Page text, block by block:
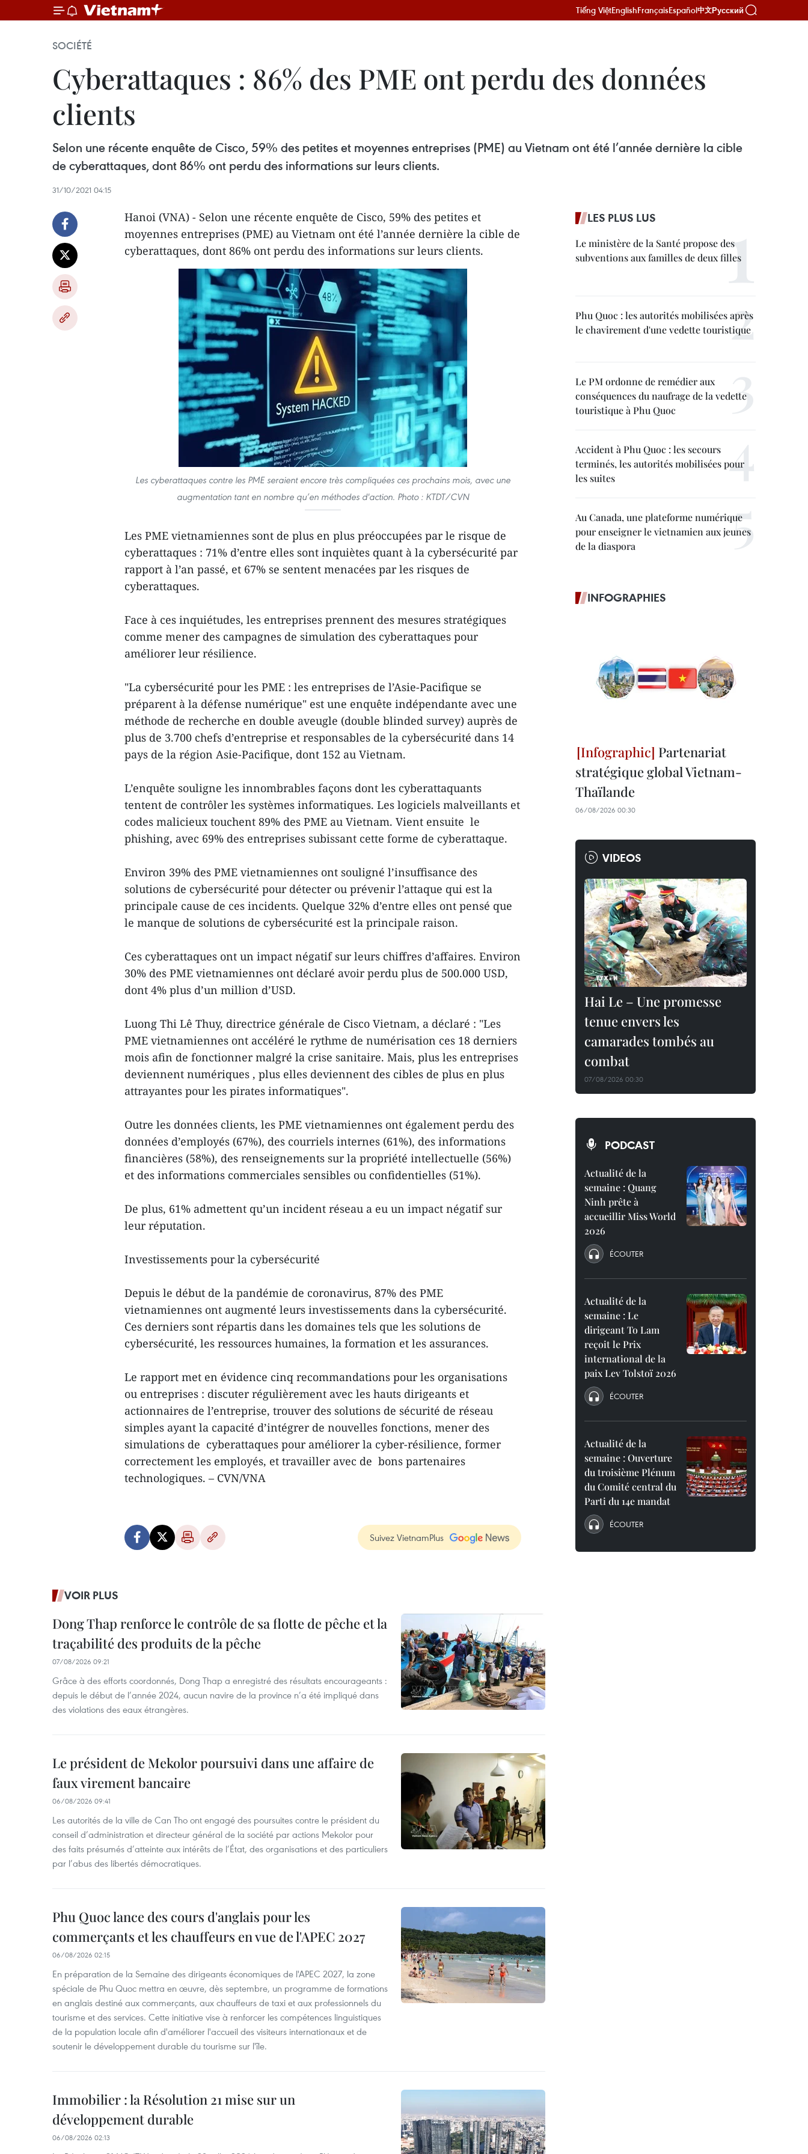
Tiếng ViệtEnglishFrançaisEspañol中文Русский
SOCIÉTÉ
Cyberattaques : 86% des PME ont perdu des données
clients
Selon une récente enquête de Cisco, 59% des petites et moyennes entreprises (PME) au Vietnam ont été l’année dernière la cible
de cyberattaques, dont 86% ont perdu des informations sur leurs clients.
31/10/2021 04:15
Hanoi (VNA) - Selon une récente enquête de Cisco, 59% des petites et
moyennes entreprises (PME) au Vietnam ont été l’année dernière la cible de
cyberattaques, dont 86% ont perdu des informations sur leurs clients.
Les cyberattaques contre les PME seraient encore très compliquées ces prochains mois, avec une
augmentation tant en nombre qu’en méthodes d'action. Photo : KTDT/CVN
Les PME vietnamiennes sont de plus en plus préoccupées par le risque de
cyberattaques : 71% d’entre elles sont inquiètes quant à la cybersécurité par
rapport à l’an passé, et 67% se sentent menacées par les risques de
cyberattaques.
Face à ces inquiétudes, les entreprises prennent des mesures stratégiques
comme mener des campagnes de simulation des cyberattaques pour
améliorer leur résilience.
"La cybersécurité pour les PME : les entreprises de l’Asie-Pacifique se
préparent à la défense numérique" est une enquête indépendante avec une
méthode de recherche en double aveugle (double blinded survey) auprès de
plus de 3.700 chefs d’entreprise et responsables de la cybersécurité dans 14
pays de la région Asie-Pacifique, dont 152 au Vietnam.
L’enquête souligne les innombrables façons dont les cyberattaquants
tentent de contrôler les systèmes informatiques. Les logiciels malveillants et
codes malicieux touchent 89% des PME au Vietnam. Vient ensuite le
phishing, avec 69% des entreprises subissant cette forme de cyberattaque.
Environ 39% des PME vietnamiennes ont souligné l’insuffisance des
solutions de cybersécurité pour détecter ou prévenir l’attaque qui est la
principale cause de ces incidents. Quelque 32% d’entre elles ont pensé que
le manque de solutions de cybersécurité est la principale raison.
Ces cyberattaques ont un impact négatif sur leurs chiffres d’affaires. Environ
30% des PME vietnamiennes ont déclaré avoir perdu plus de 500.000 USD,
dont 4% plus d’un million d’USD.
Luong Thi Lê Thuy, directrice générale de Cisco Vietnam, a déclaré : "Les
PME vietnamiennes ont accéléré le rythme de numérisation ces 18 derniers
mois afin de fonctionner malgré la crise sanitaire. Mais, plus les entreprises
deviennent numériques , plus elles deviennent des cibles de plus en plus
attrayantes pour les pirates informatiques".
Outre les données clients, les PME vietnamiennes ont également perdu des
données d’employés (67%), des courriels internes (61%), des informations
financières (58%), des renseignements sur la propriété intellectuelle (56%)
et des informations commerciales sensibles ou confidentielles (51%).
De plus, 61% admettent qu’un incident réseau a eu un impact négatif sur
leur réputation.
Investissements pour la cybersécurité
Depuis le début de la pandémie de coronavirus, 87% des PME
vietnamiennes ont augmenté leurs investissements dans la cybersécurité.
Ces derniers sont répartis dans les domaines tels que les solutions de
cybersécurité, les ressources humaines, la formation et les assurances.
Le rapport met en évidence cinq recommandations pour les organisations
ou entreprises : discuter régulièrement avec les hauts dirigeants et
actionnaires de l’entreprise, trouver des solutions de sécurité de réseau
simples ayant la capacité d’intégrer de nouvelles fonctions, mener des
simulations de cyberattaques pour améliorer la cyber-résilience, former
correctement les employés, et travailler avec de bons partenaires
technologiques. – CVN/VNA
Suivez VietnamPlus
VOIR PLUS
Dong Thap renforce le contrôle de sa flotte de pêche et la
traçabilité des produits de la pêche
07/08/2026 09:21
Grâce à des efforts coordonnés, Dong Thap a enregistré des résultats encourageants :
depuis le début de l’année 2024, aucun navire de la province n’a été impliqué dans
des violations des eaux étrangères.
Le président de Mekolor poursuivi dans une affaire de
faux virement bancaire
06/08/2026 09:41
Les autorités de la ville de Can Tho ont engagé des poursuites contre le président du
conseil d’administration et directeur général de la société par actions Mekolor pour
des faits présumés d’atteinte aux intérêts de l’État, des organisations et des particuliers
par l’abus des libertés démocratiques.
Phu Quoc lance des cours d'anglais pour les
commerçants et les chauffeurs en vue de l'APEC 2027
06/08/2026 02:15
En préparation de la Semaine des dirigeants économiques de l'APEC 2027, la zone
spéciale de Phu Quoc mettra en œuvre, dès septembre, un programme de formations
en anglais destiné aux commerçants, aux chauffeurs de taxi et aux professionnels du
tourisme et des services. Cette initiative vise à renforcer les compétences linguistiques
de la population locale afin d'améliorer l'accueil des visiteurs internationaux et de
soutenir le développement durable du tourisme sur l'île.
Immobilier : la Résolution 21 mise sur un
développement durable
06/08/2026 02:13
LES PLUS LUS
Le ministère de la Santé propose des
subventions aux familles de deux filles
Phu Quoc : les autorités mobilisées après
le chavirement d'une vedette touristique
Le PM ordonne de remédier aux
conséquences du naufrage de la vedette
touristique à Phu Quoc
Accident à Phu Quoc : les secours
terminés, les autorités mobilisées pour
les suites
Au Canada, une plateforme numérique
pour enseigner le vietnamien aux jeunes
de la diaspora
INFOGRAPHIES
Partenariat
stratégique global Vietnam-
Thaïlande
06/08/2026 00:30
VIDEOS
Hai Le – Une promesse
tenue envers les
camarades tombés au
combat
07/08/2026 00:30
PODCAST
Actualité de la
semaine : Quang
Ninh prête à
accueillir Miss World
2026
ÉCOUTER
Actualité de la
semaine : Le
dirigeant To Lam
reçoit le Prix
international de la
paix Lev Tolstoï 2026
ÉCOUTER
Actualité de la
semaine : Ouverture
du troisième Plénum
du Comité central du
Parti du 14e mandat
ÉCOUTER